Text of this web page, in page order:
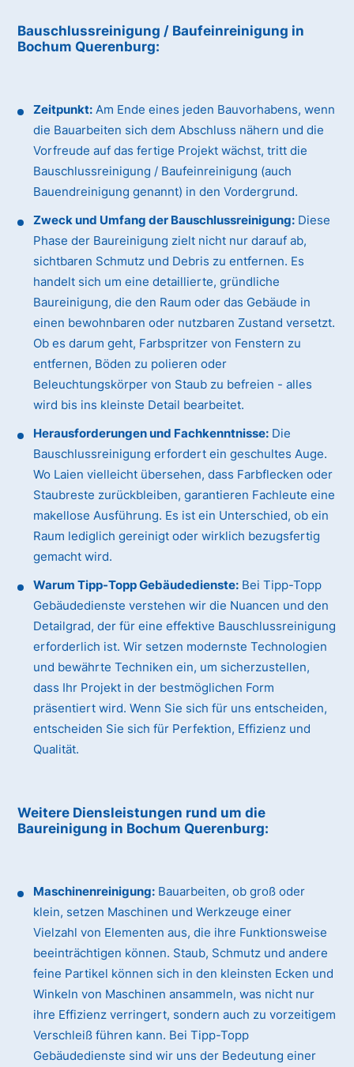
Bauschlussreinigung / Baufeinreinigung in
Bochum Querenburg:
Zeitpunkt: Am Ende eines jeden Bauvorhabens, wenn
die Bauarbeiten sich dem Abschluss nähern und die
Vorfreude auf das fertige Projekt wächst, tritt die
Bauschlussreinigung / Baufeinreinigung (auch
Bauendreinigung genannt) in den Vordergrund.
Zweck und Umfang der Bauschlussreinigung: Diese
Phase der Baureinigung zielt nicht nur darauf ab,
sichtbaren Schmutz und Debris zu entfernen. Es
handelt sich um eine detaillierte, gründliche
Baureinigung, die den Raum oder das Gebäude in
einen bewohnbaren oder nutzbaren Zustand versetzt.
Ob es darum geht, Farbspritzer von Fenstern zu
entfernen, Böden zu polieren oder
Beleuchtungskörper von Staub zu befreien - alles
wird bis ins kleinste Detail bearbeitet.
Herausforderungen und Fachkenntnisse: Die
Bauschlussreinigung erfordert ein geschultes Auge.
Wo Laien vielleicht übersehen, dass Farbflecken oder
Staubreste zurückbleiben, garantieren Fachleute eine
makellose Ausführung. Es ist ein Unterschied, ob ein
Raum lediglich gereinigt oder wirklich bezugsfertig
gemacht wird.
Warum Tipp-Topp Gebäudedienste: Bei Tipp-Topp
Gebäudedienste verstehen wir die Nuancen und den
Detailgrad, der für eine effektive Bauschlussreinigung
erforderlich ist. Wir setzen modernste Technologien
und bewährte Techniken ein, um sicherzustellen,
dass Ihr Projekt in der bestmöglichen Form
präsentiert wird. Wenn Sie sich für uns entscheiden,
entscheiden Sie sich für Perfektion, Effizienz und
Qualität.
Weitere Diensleistungen rund um die
Baureinigung in Bochum Querenburg:
Maschinenreinigung: Bauarbeiten, ob groß oder
klein, setzen Maschinen und Werkzeuge einer
Vielzahl von Elementen aus, die ihre Funktionsweise
beeinträchtigen können. Staub, Schmutz und andere
feine Partikel können sich in den kleinsten Ecken und
Winkeln von Maschinen ansammeln, was nicht nur
ihre Effizienz verringert, sondern auch zu vorzeitigem
Verschleiß führen kann. Bei Tipp-Topp
Gebäudedienste sind wir uns der Bedeutung einer